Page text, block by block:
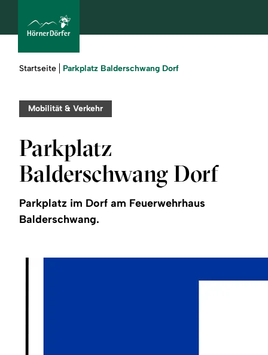
Urlaub
buchen
Sommer
Sie
Startseite Parkplatz Balderschwang Dorf
Mobilität & Verkehr
Parkplatz
Balderschwang Dorf
Parkplatz im Dorf am Feuerwehrhaus
Balderschwang.